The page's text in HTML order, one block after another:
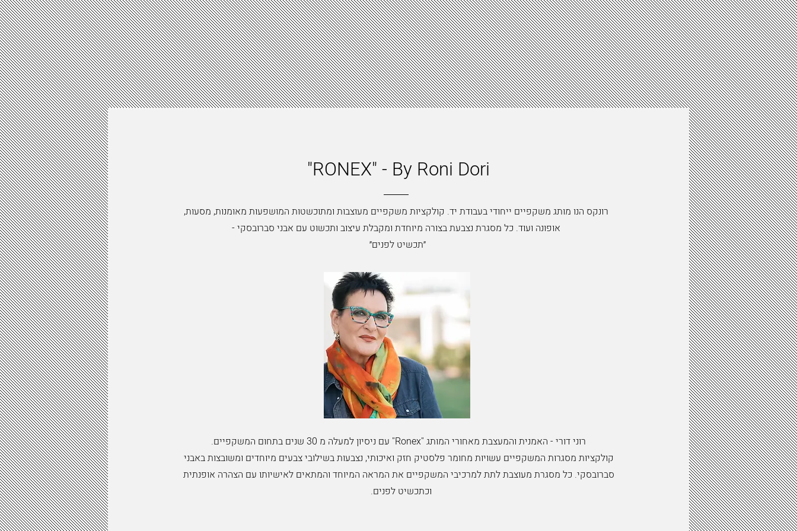
"RONEX" - By Roni Dori
רונקס הנו מותג משקפיים ייחודי בעבודת יד. קולקציות משקפיים מעוצבות ומתוכשטות המושפעות מאומנות, מסעות,
אופונה ועוד. כל מסגרת נצבעת בצורה מיוחדת ומקבלת עיצוב ותכשוט עם אבני סברובסקי -
״תכשיט לפנים״
רוני דורי - האמנית והמעצבת מאחורי המותג "Ronex" עם ניסיון למעלה מ 30 שנים בתחום המשקפיים.
קולקציות מסגרות המשקפיים עשויות מחומר פלסטיק חזק ואיכותי, נצבעות בשילובי צבעים מיוחדים ומשובצות באבני
סברובסקי. כל מסגרת מעוצבת לתת למרכיבי המשקפיים את המראה המיוחד והמתאים לאישיותו עם הצהרה אופנתית
וכתכשיט לפנים.